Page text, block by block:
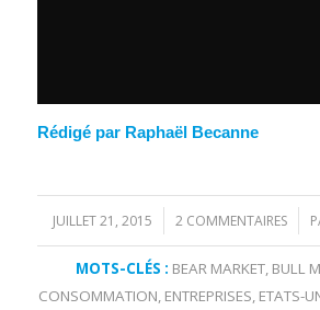
Rédigé par Raphaël Becanne
JUILLET 21, 2015
/ 2 COMMENTAIRES
/
MOTS-CLÉS : BEAR MARKET, BULL
CONSOMMATION, ENTREPRISES, ETATS-